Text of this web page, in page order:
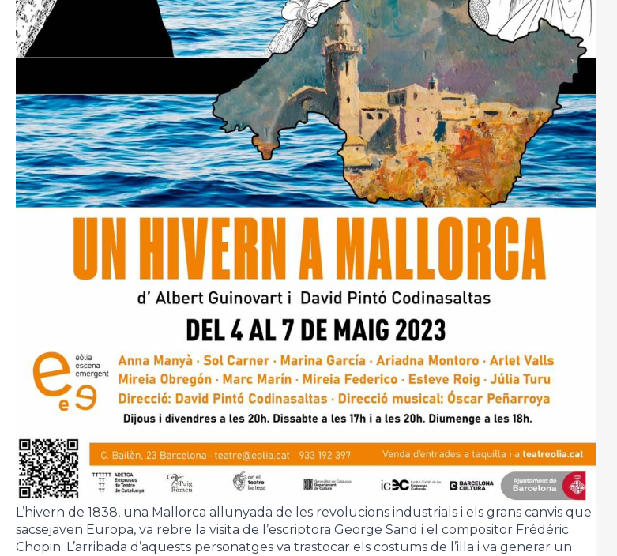
L’hivern de 1838, una Mallorca allunyada de les revolucions industrials i els grans canvis que
sacsejaven Europa, va rebre la visita de l’escriptora George Sand i el compositor Frédéric
Chopin. L’arribada d’aquests personatges va trastocar els costums de l’illa i va generar un